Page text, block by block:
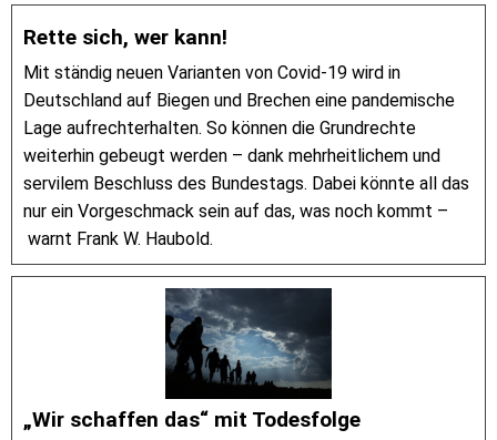
Rette sich, wer kann!
Mit ständig neuen Varianten von Covid-19 wird in
Deutschland auf Biegen und Brechen eine pandemische
Lage aufrechterhalten. So können die Grundrechte
weiterhin gebeugt werden – dank mehrheitlichem und
servilem Beschluss des Bundestags. Dabei könnte all das
nur ein Vorgeschmack sein auf das, was noch kommt –
warnt Frank W. Haubold.
„Wir schaffen das“ mit Todesfolge